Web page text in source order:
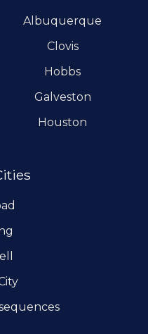
Albuquerque
Clovis
Hobbs
Galveston
Houston